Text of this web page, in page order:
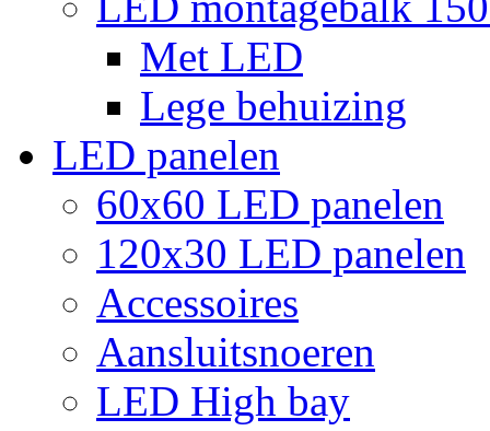
Met LED
Lege behuizing
LED panelen
60x60 LED panelen
120x30 LED panelen
Accessoires
Aansluitsnoeren
LED High bay